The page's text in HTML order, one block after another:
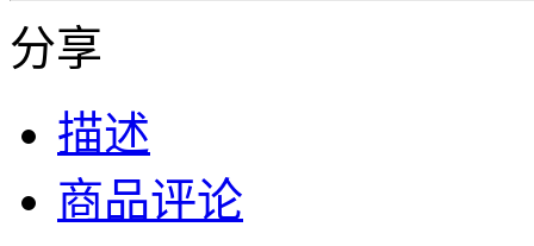
分享
描述
商品评论